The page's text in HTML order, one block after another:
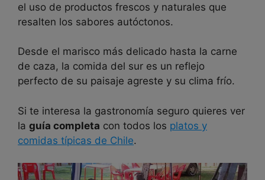
el uso de productos frescos y naturales que
resalten los sabores autóctonos.
Desde el marisco más delicado hasta la carne
de caza, la comida del sur es un reflejo
perfecto de su paisaje agreste y su clima frío.
Si te interesa la gastronomía seguro quieres ver
la guía completa con todos los platos y
comidas típicas de Chile.